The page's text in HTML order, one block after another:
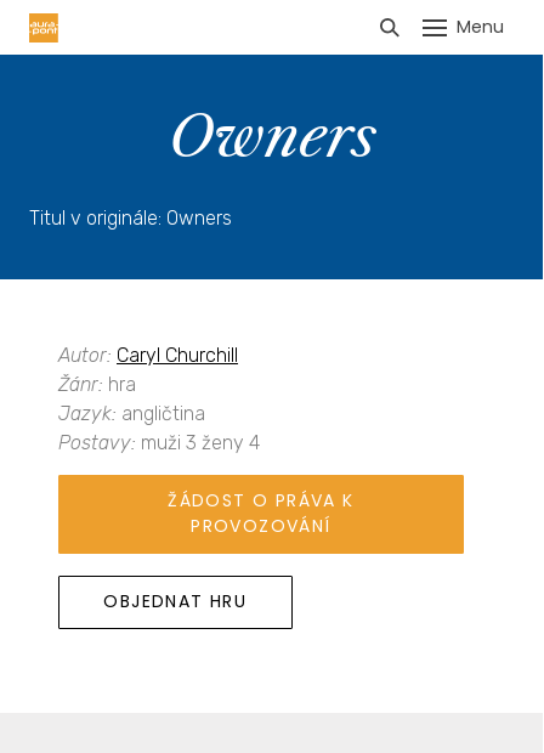
Menu
Owners
Titul v originále: Owners
Autor: Caryl Churchill
Žánr: hra
Jazyk: angličtina
Postavy: muži 3 ženy 4
ŽÁDOST O PRÁVA K
PROVOZOVÁNÍ
OBJEDNAT HRU